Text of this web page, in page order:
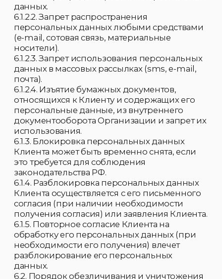
при обработке его персональных данных.
10. Ответственность за нарушение норм,
регулирующих обработку и защиту
персональных данных
10.1. Работники Организации, виновные в
нарушении норм, регулирующих
получение, обработку и защиту
персональных данных несут
ответственность в соответствии с
действующем законодательством
Российской Федерации и внутренними
локальными актами Организации.
Организация вправе использовать
технологию «cookies». «Cookies» не содержат
Посетитель/Пользователь/Покупатель
настоящим дает согласие на сбор, анализ и
использование cookies, в том числе
третьими лицами для целей формирования
статистики и оптимизации рекламных
сообщений.